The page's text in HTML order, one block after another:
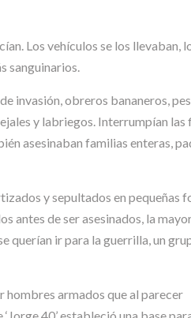
Los vehículos se los llevaban,
sanguinarios.
invasión, obreros bananeros,
y labriegos. Interrumpían las
asesinaban familias enteras,
y sepultados en pequeñas
antes de ser asesinados, la
querían ir para la guerrilla, un
hombres armados que al parecer